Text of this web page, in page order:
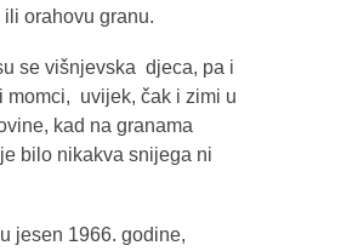
orahovu granu.
se višnjevska djeca, pa i
momci, uvijek, čak i zimi u
kad na granama
bilo nikakva snijega ni
jesen 1966. godine,